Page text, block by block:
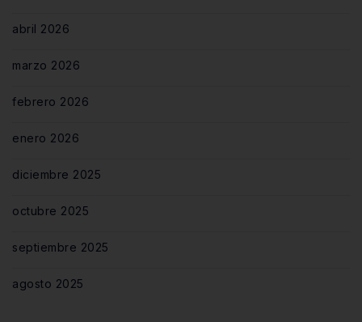
abril 2026
marzo 2026
febrero 2026
enero 2026
diciembre 2025
octubre 2025
septiembre 2025
agosto 2025